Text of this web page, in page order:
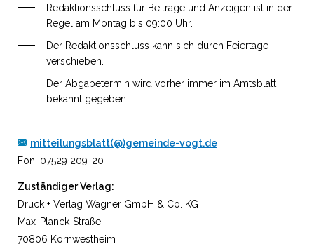
Redaktionsschluss für Beiträge und Anzeigen ist in der
Regel am Montag bis 09:00 Uhr.
Der Redaktionsschluss kann sich durch Feiertage
verschieben.
Der Abgabetermin wird vorher immer im Amtsblatt
bekannt gegeben.
mitteilungsblatt(@)gemeinde-vogt.de
Fon: 07529 209-20
Zuständiger Verlag:
Druck + Verlag Wagner GmbH & Co. KG
Max-Planck-Straße
70806 Kornwestheim